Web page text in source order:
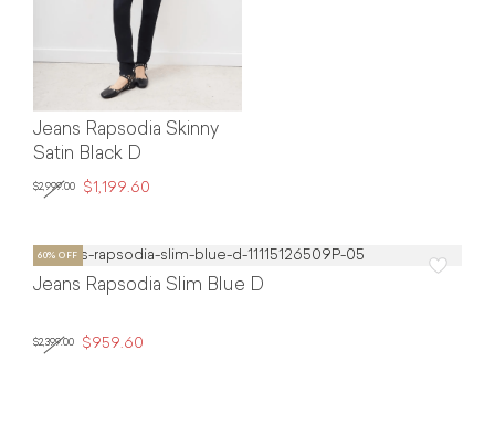
Jeans Rapsodia Skinny
Satin Black D
$2,999.00 $1,199.60
Jeans Rapsodia Slim Blue D
$2,399.00 $959.60